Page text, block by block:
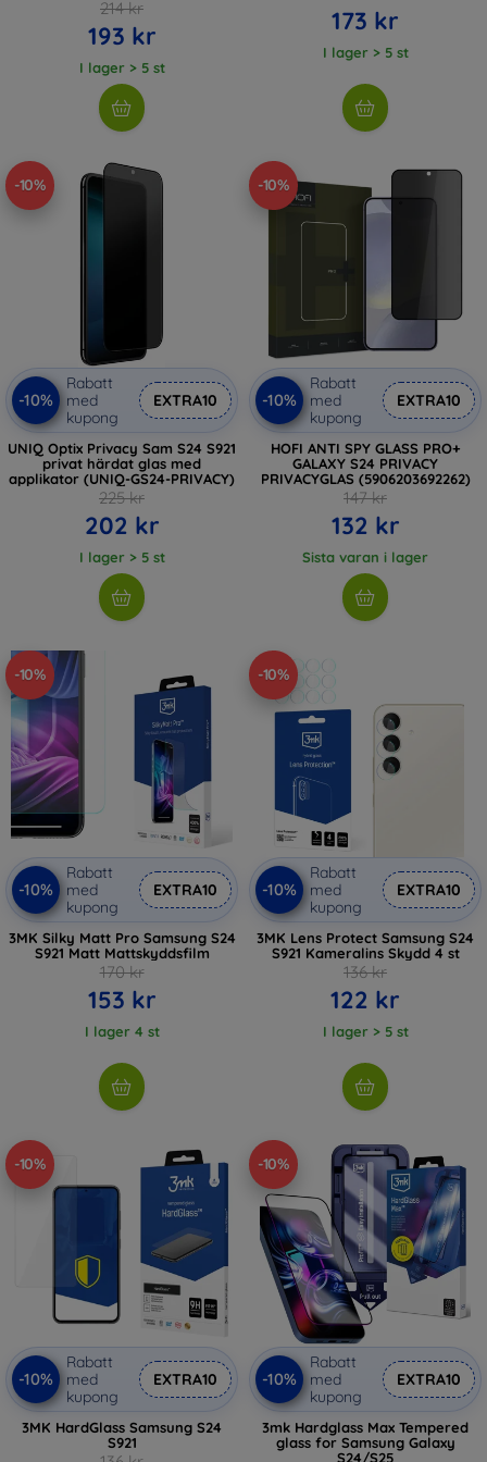
214 kr
193 kr
I lager > 5 st
173 kr
I lager > 5 st
-10%
-10%
Rabatt
med
kupong
EXTRA10
UNIQ Optix Privacy Sam S24 S921
privat härdat glas med
applikator (UNIQ-GS24-PRIVACY)
225 kr
202 kr
I lager > 5 st
-10%
-10%
Rabatt
med
kupong
EXTRA10
HOFI ANTI SPY GLASS PRO+
GALAXY S24 PRIVACY
PRIVACYGLAS (5906203692262)
147 kr
132 kr
Sista varan i lager
-10%
-10%
Rabatt
med
kupong
EXTRA10
3MK Silky Matt Pro Samsung S24
S921 Matt Mattskyddsfilm
170 kr
153 kr
I lager 4 st
-10%
-10%
Rabatt
med
kupong
EXTRA10
3MK Lens Protect Samsung S24
S921 Kameralins Skydd 4 st
136 kr
122 kr
I lager > 5 st
-10%
-10%
Rabatt
med
kupong
EXTRA10
3MK HardGlass Samsung S24
S921
-10%
-10%
Rabatt
med
kupong
EXTRA10
3mk Hardglass Max Tempered
glass for Samsung Galaxy
S24/S25